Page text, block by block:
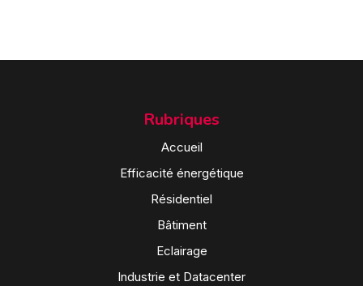
Rubriques
Accueil
Efficacité énergétique
Résidentiel
Bâtiment
Eclairage
Industrie et Datacenter